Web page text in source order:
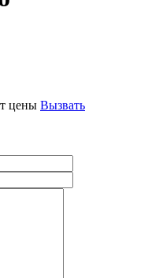
цены Вызвать